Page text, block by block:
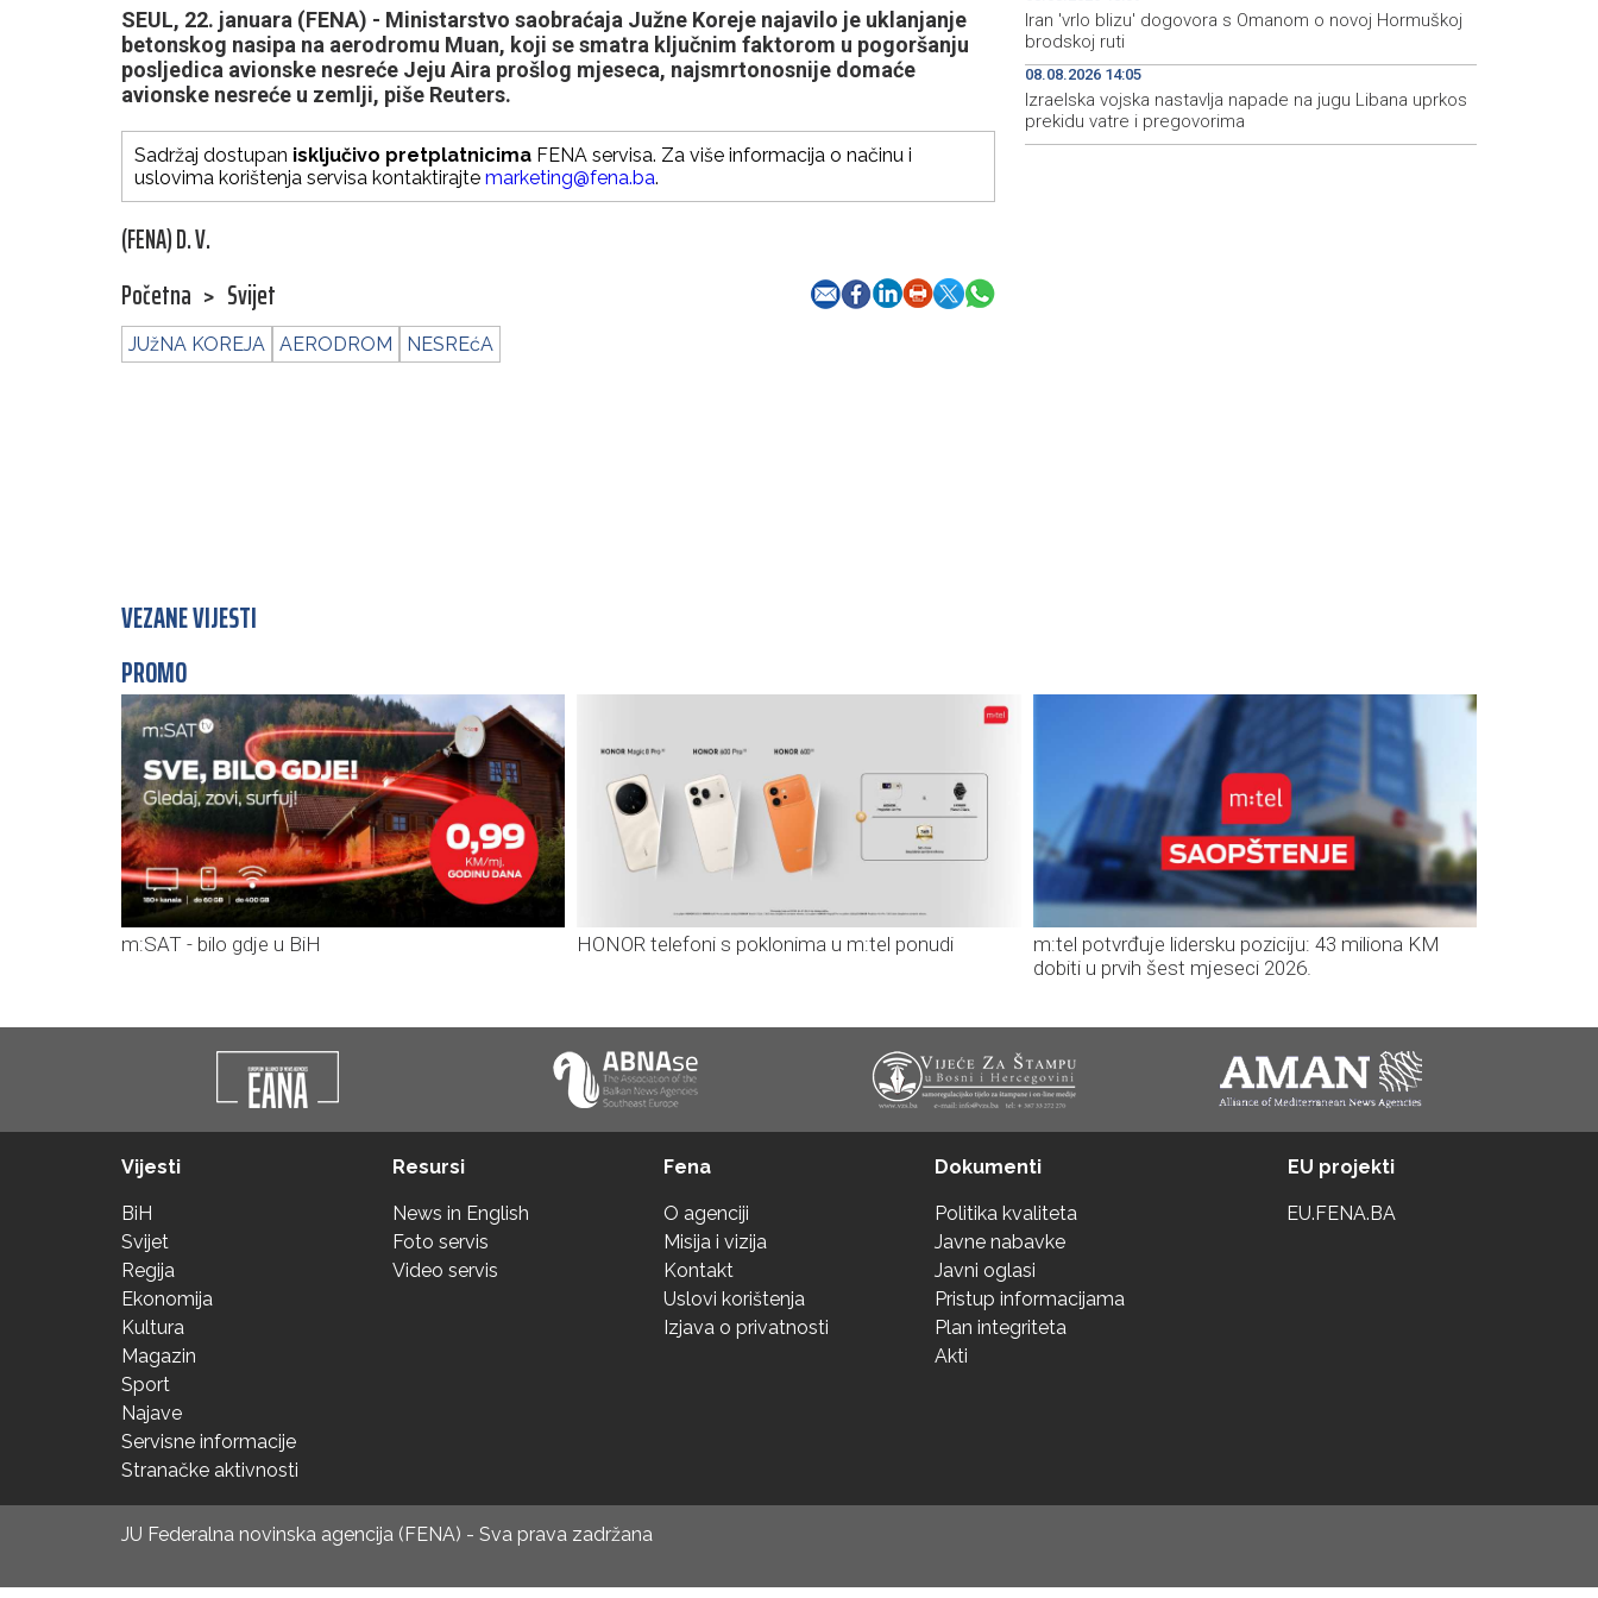
SEUL, 22. januara (FENA) - Ministarstvo saobraćaja Južne Koreje najavilo je uklanjanje
betonskog nasipa na aerodromu Muan, koji se smatra ključnim faktorom u pogoršanju
posljedica avionske nesreće Jeju Aira prošlog mjeseca, najsmrtonosnije domaće
avionske nesreće u zemlji, piše Reuters.
Sadržaj dostupan isključivo pretplatnicima FENA servisa. Za više informacija o načinu i
uslovima korištenja servisa kontaktirajte marketing@fena.ba.
(FENA) D. V.
Početna > Svijet
JUžNA KOREJA AERODROM NESREćA
Iran 'vrlo blizu' dogovora s Omanom o novoj Hormuškoj
brodskoj ruti
08.08.2026 14:05
Izraelska vojska nastavlja napade na jugu Libana uprkos
prekidu vatre i pregovorima
VEZANE VIJESTI
PROMO
m:SAT - bilo gdje u BiH HONOR telefoni s poklonima u m:tel ponudi
m:tel potvrđuje lidersku poziciju: 43 miliona KM
dobiti u prvih šest mjeseci 2026.
Vijesti
BiH
Svijet
Regija
Ekonomija
Kultura
Magazin
Sport
Najave
Servisne informacije
Stranačke aktivnosti
Resursi
News in English
Foto servis
Video servis
Fena
O agenciji
Misija i vizija
Kontakt
Uslovi korištenja
Izjava o privatnosti
Dokumenti
Politika kvaliteta
Javne nabavke
Javni oglasi
Pristup informacijama
Plan integriteta
Akti
EU projekti
EU.FENA.BA
JU Federalna novinska agencija (FENA) - Sva prava zadržana